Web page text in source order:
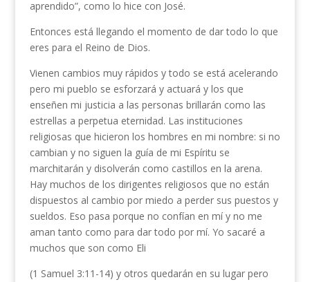
aprendido”, como lo hice con José.
Entonces está llegando el momento de dar todo lo que
eres para el Reino de Dios.
Vienen cambios muy rápidos y todo se está acelerando
pero mi pueblo se esforzará y actuará y los que
enseñen mi justicia a las personas brillarán como las
estrellas a perpetua eternidad. Las instituciones
religiosas que hicieron los hombres en mi nombre: si no
cambian y no siguen la guía de mi Espíritu se
marchitarán y disolverán como castillos en la arena.
Hay muchos de los dirigentes religiosos que no están
dispuestos al cambio por miedo a perder sus puestos y
sueldos. Eso pasa porque no confían en mí y no me
aman tanto como para dar todo por mí. Yo sacaré a
muchos que son como Eli
(1 Samuel 3:11-14) y otros quedarán en su lugar pero